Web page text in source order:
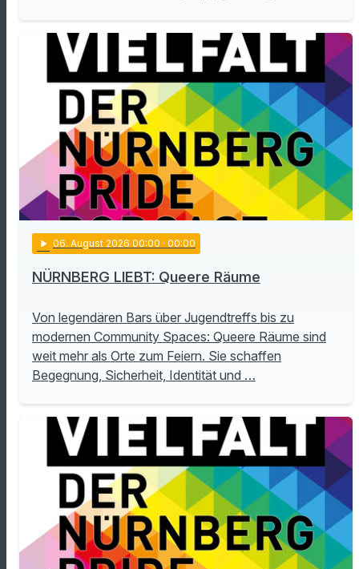
play_arrow 06. August 2026 00:00 · 00:00
NÜRNBERG LIEBT: Queere Räume
Von legendären Bars über Jugendtreffs bis zu
modernen Community Spaces: Queere Räume sind
weit mehr als Orte zum Feiern. Sie schaffen
Begegnung, Sicherheit, Identität und …